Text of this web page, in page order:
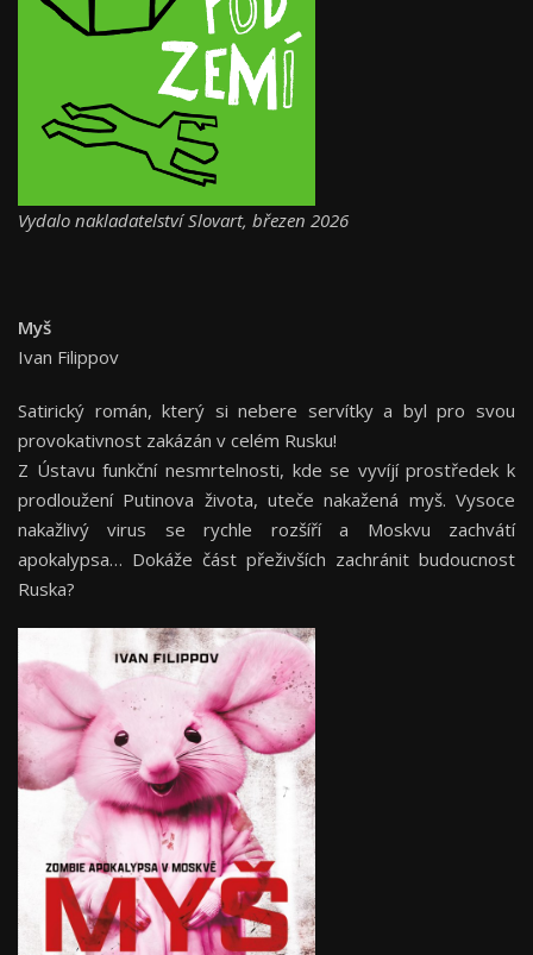
Vydalo nakladatelství Slovart, březen 2026
Myš
Ivan Filippov
Satirický román, který si nebere servítky a byl pro svou
provokativnost zakázán v celém Rusku!
Z Ústavu funkční nesmrtelnosti, kde se vyvíjí prostředek k
prodloužení Putinova života, uteče nakažená myš. Vysoce
nakažlivý virus se rychle rozšíří a Moskvu zachvátí
apokalypsa… Dokáže část přeživších zachránit budoucnost
Ruska?